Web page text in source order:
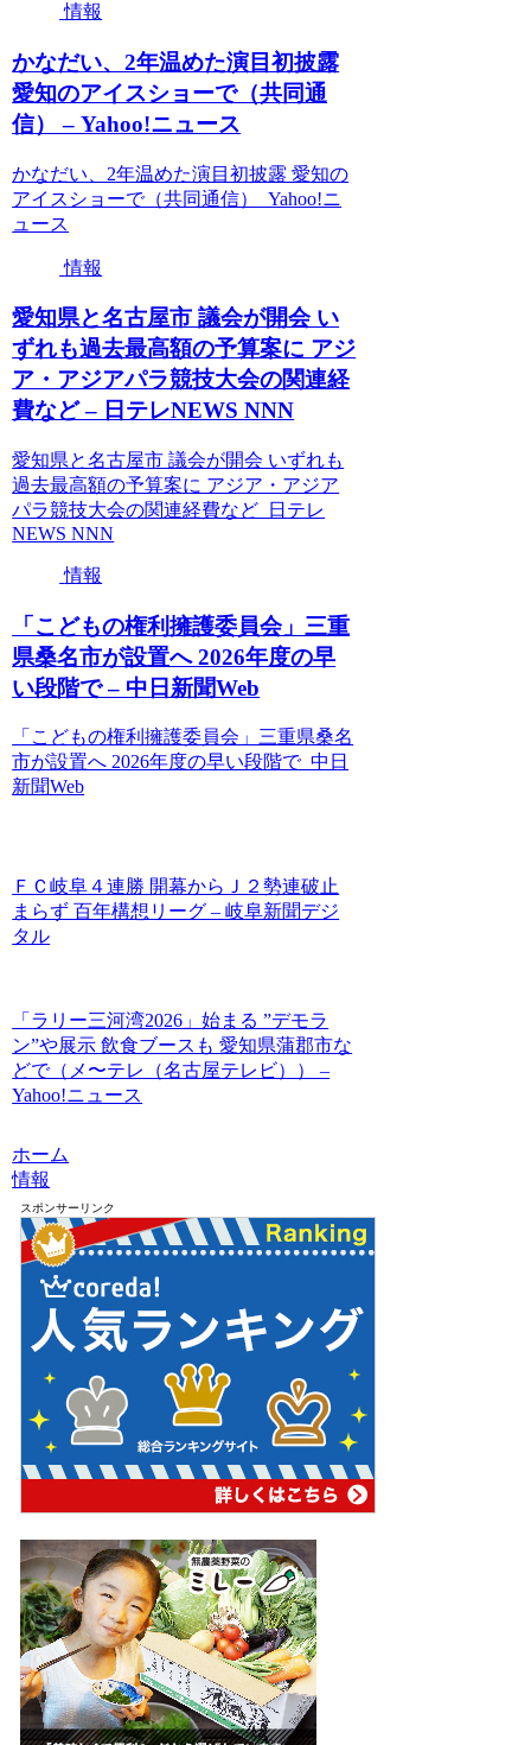
情報
かなだい、2年温めた演目初披露
愛知のアイスショーで（共同通
信） – Yahoo!ニュース
かなだい、2年温めた演目初披露 愛知の
アイスショーで（共同通信） Yahoo!ニ
ュース
情報
愛知県と名古屋市 議会が開会 い
ずれも過去最高額の予算案に アジ
ア・アジアパラ競技大会の関連経
費など – 日テレNEWS NNN
愛知県と名古屋市 議会が開会 いずれも
過去最高額の予算案に アジア・アジア
パラ競技大会の関連経費など 日テレ
NEWS NNN
情報
「こどもの権利擁護委員会」三重
県桑名市が設置へ 2026年度の早
い段階で – 中日新聞Web
「こどもの権利擁護委員会」三重県桑名
市が設置へ 2026年度の早い段階で 中日
新聞Web
ＦＣ岐阜４連勝 開幕からＪ２勢連破止
まらず 百年構想リーグ – 岐阜新聞デジ
タル
「ラリー三河湾2026」始まる ”デモラ
ン”や展示 飲食ブースも 愛知県蒲郡市な
どで（メ〜テレ（名古屋テレビ）） –
Yahoo!ニュース
ホーム
情報
スポンサーリンク